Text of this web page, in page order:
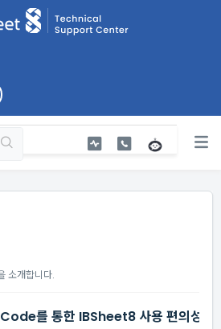
소개합니다.
를 통한 IBSheet8 사용 편의성 제